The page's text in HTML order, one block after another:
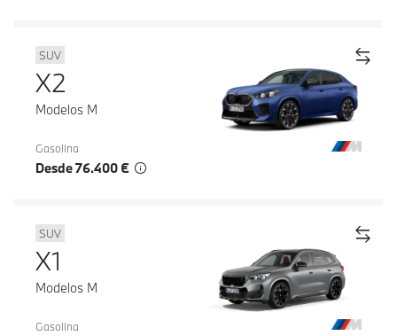
SUV
X2
Modelos M
Gasolina
Desde 76.400 €
SUV
X1
Modelos M
Gasolina